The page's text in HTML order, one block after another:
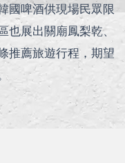
國啤酒供現場民眾限
展出關廟鳳梨乾、
推薦旅遊行程，期望